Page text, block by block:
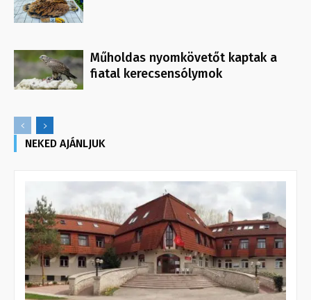
Műholdas nyomkövetőt kaptak a
fiatal kerecsensólymok
NEKED AJÁNLJUK